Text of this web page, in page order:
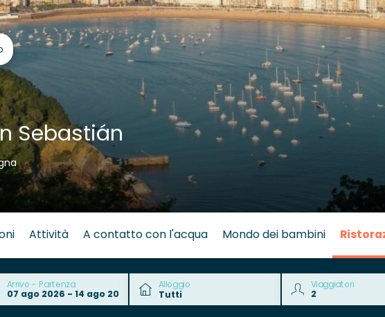
Sebastián
Attività A contatto con l'acqua Mondo dei bambini
Arrivo - Partenza Alloggio Viaggiatori